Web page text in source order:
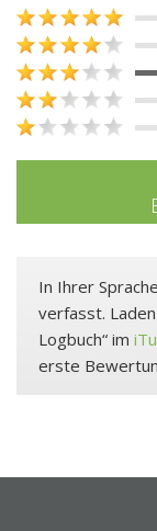
In Ihrer
verfasst.
Logbuch“ im
erste